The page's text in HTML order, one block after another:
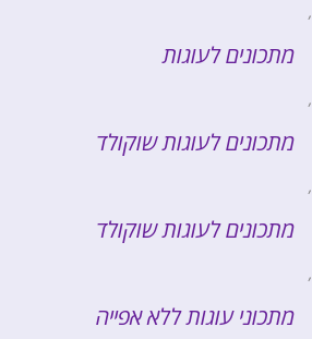
,
מתכונים לעוגות
,
מתכונים לעוגות שוקולד
,
מתכונים לעוגות שוקולד
,
מתכוני עוגות ללא אפייה